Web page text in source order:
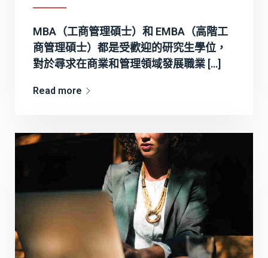
MBA（工商管理碩士）和 EMBA（高階工
商管理碩士）都是受歡迎的研究生學位，
對於尋求在商業和管理領域發展職業 […]
Read more